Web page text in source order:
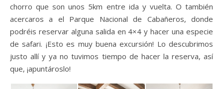
chorro que son unos 5km entre ida y vuelta. O también
acercaros a el Parque Nacional de Cabañeros, donde
podréis reservar alguna salida en 4×4 y hacer una especie
de safari. ¡Esto es muy buena excursión! Lo descubrimos
justo allí y ya no tuvimos tiempo de hacer la reserva, así
que, ¡apuntároslo!